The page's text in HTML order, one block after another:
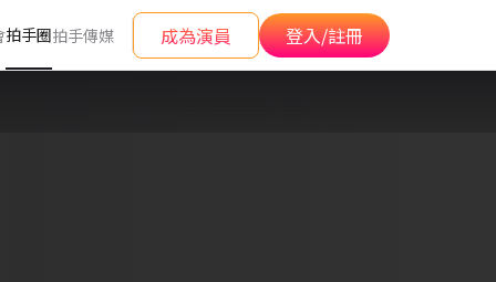
拍手圈拍手傳媒 成為演員 登入/註冊